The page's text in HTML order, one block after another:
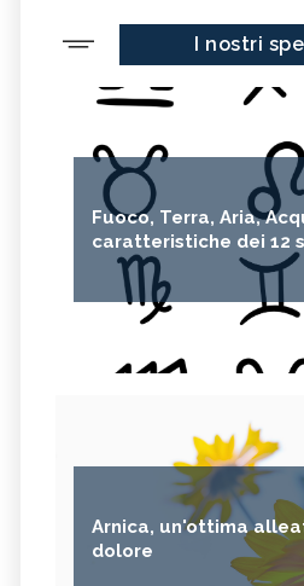
I nostri
Fuoco, Terra, Aria,
caratteristiche dei 12
Arnica, un'ottima
dolore